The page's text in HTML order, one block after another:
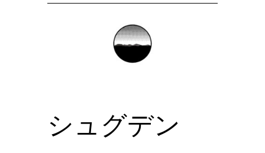
シュグデン